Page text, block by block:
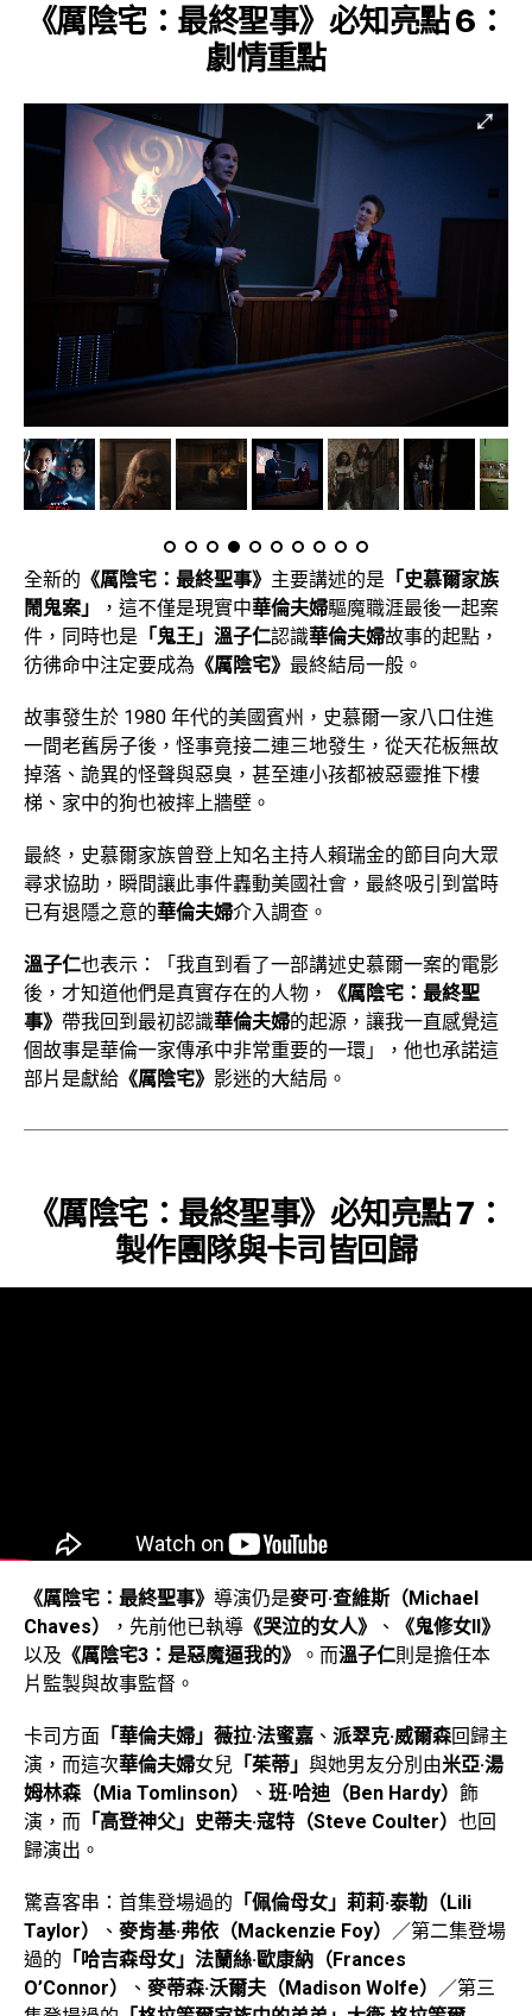
《厲陰宅：最終聖事》必知亮點 6：
劇情重點
全新的 《厲陰宅：最終聖事》 主要講述的是 「史慕爾家族
鬧鬼案」
，這不僅是現實中華倫夫婦驅魔職涯最後一起案
件，同時也是 「鬼王」溫子仁認識華倫夫婦故事的起點，
彷彿命中注定要成為 《厲陰宅》 最終結局一般。
故事發生於 1980 年代的美國賓州，史慕爾一家八口住進
一間老舊房子後，怪事竟接二連三地發生，從天花板無故
掉落、詭異的怪聲與惡臭，甚至連小孩都被惡靈推下樓
梯、家中的狗也被摔上牆壁。
最終，史慕爾家族曾登上知名主持人賴瑞金的節目向大眾
尋求協助，瞬間讓此事件轟動美國社會，最終吸引到當時
已有退隱之意的華倫夫婦介入調查。
溫子仁也表示：「我直到看了一部講述史慕爾一案的電影
後，才知道他們是真實存在的人物，
《厲陰宅：最終聖
事》 帶我回到最初認識華倫夫婦的起源，讓我一直感覺這
個故事是華倫一家傳承中非常重要的一環」，他也承諾這
部片是獻給 《厲陰宅》 影迷的大結局。
《厲陰宅：最終聖事》必知亮點 7：
製作團隊與卡司皆回歸
《厲陰宅：最終聖事》 導演仍是麥可·查維斯（Michael
Chaves）
，先前他已執導 《哭泣的女人》 、
《鬼修女II》
以及 《厲陰宅3：是惡魔逼我的》 。而溫子仁則是擔任本
片監製與故事監督。
卡司方面 「華倫夫婦」薇拉·法蜜嘉 、 派翠克·威爾森回歸主
演，而這次華倫夫婦女兒 「茱蒂」 與她男友分別由米亞·湯
姆林森（Mia Tomlinson）
、 班·哈迪（Ben Hardy） 飾
演，而 「高登神父」史蒂夫·寇特（Steve Coulter） 也回
歸演出。
驚喜客串：首集登場過的 「佩倫母女」莉莉·泰勒（Lili
Taylor）
、 麥肯基·弗依（Mackenzie Foy）
／第二集登場
過的 「哈吉森母女」法蘭絲·歐康納（Frances
O’Connor）
、 麥蒂森·沃爾夫（Madison Wolfe）
／第三